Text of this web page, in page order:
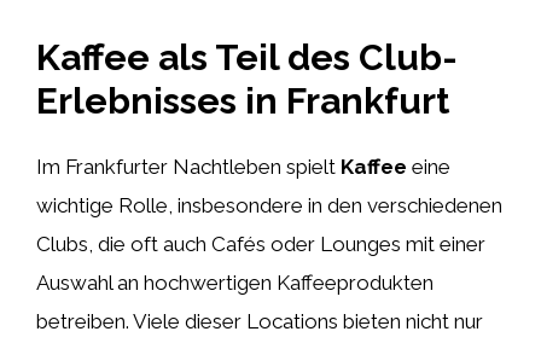
Kaffee als Teil des Club-
Erlebnisses in Frankfurt
Im Frankfurter Nachtleben spielt Kaffee eine
wichtige Rolle, insbesondere in den verschiedenen
Clubs, die oft auch Cafés oder Lounges mit einer
Auswahl an hochwertigen Kaffeeprodukten
betreiben. Viele dieser Locations bieten nicht nur